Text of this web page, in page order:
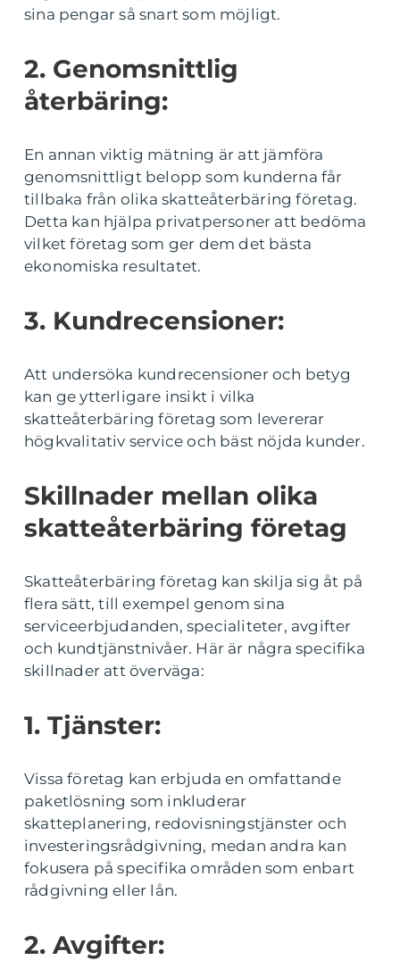
sina pengar så snart som möjligt.
2. Genomsnittlig
återbäring:
En annan viktig mätning är att jämföra
genomsnittligt belopp som kunderna får
tillbaka från olika skatteåterbäring företag.
Detta kan hjälpa privatpersoner att bedöma
vilket företag som ger dem det bästa
ekonomiska resultatet.
3. Kundrecensioner:
Att undersöka kundrecensioner och betyg
kan ge ytterligare insikt i vilka
skatteåterbäring företag som levererar
högkvalitativ service och bäst nöjda kunder.
Skillnader mellan olika
skatteåterbäring företag
Skatteåterbäring företag kan skilja sig åt på
flera sätt, till exempel genom sina
serviceerbjudanden, specialiteter, avgifter
och kundtjänstnivåer. Här är några specifika
skillnader att överväga:
1. Tjänster:
Vissa företag kan erbjuda en omfattande
paketlösning som inkluderar
skatteplanering, redovisningstjänster och
investeringsrådgivning, medan andra kan
fokusera på specifika områden som enbart
rådgivning eller lån.
2. Avgifter: